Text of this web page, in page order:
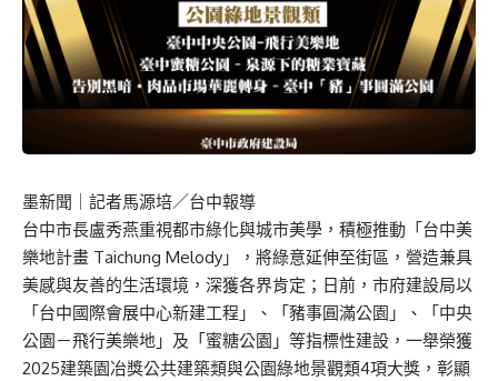
墨新聞 ｜記者馬源培／台中報導
台中市長盧秀燕重視都市綠化與城市美學，積極推動「台中美
樂地計畫 Taichung Melody」，將綠意延伸至街區，營造兼具
美感與友善的生活環境，深獲各界肯定；日前，市府建設局以
「台中國際會展中心新建工程」、「豬事圓滿公園」、「中央
公園－飛行美樂地」及「蜜糖公園」等指標性建設，一舉榮獲
2025建築園冶獎公共建築類與公園綠地景觀類4項大獎，彰顯